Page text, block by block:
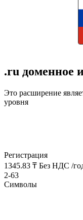
.ru доменное
Это расширение
уровня
Регистрация
1345.83 ₸ Без НДС /
2-63
Символы